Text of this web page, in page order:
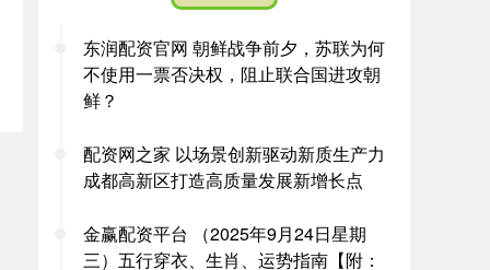
东润配资官网 朝鲜战争前夕，苏联为何
不使用一票否决权，阻止联合国进攻朝
鲜？
配资网之家 以场景创新驱动新质生产力
成都高新区打造高质量发展新增长点
金赢配资平台 （2025年9月24日星期
三）五行穿衣、生肖、运势指南【附：